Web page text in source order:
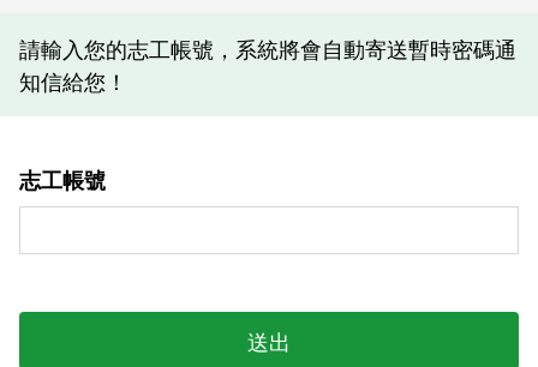
請輸入您的志工帳號，系統將會自動寄送暫時密碼通
知信給您！
志工帳號
送出